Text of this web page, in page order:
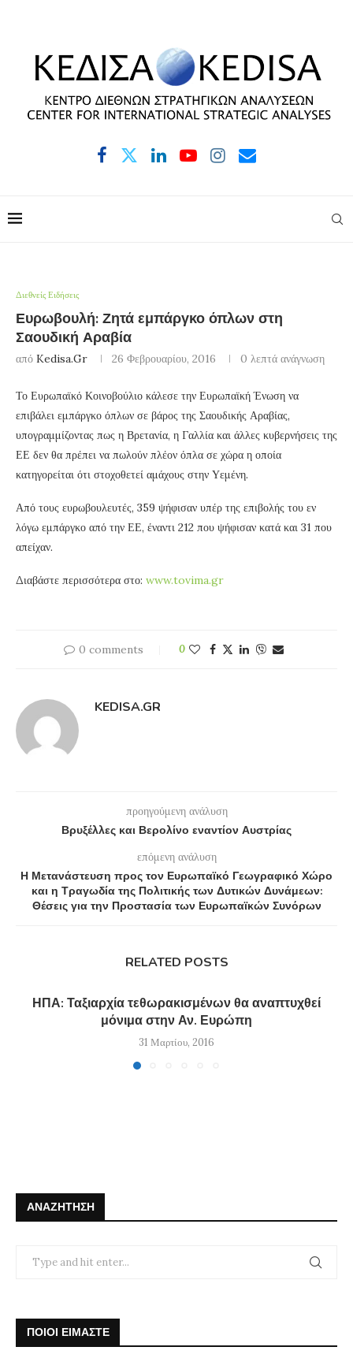
Διεθνείς Ειδήσεις
Ευρωβουλή: Ζητά εμπάργκο όπλων στη
Σαουδική Αραβία
από Kedisa.gr 26 Φεβρουαρίου, 2016 0 λεπτά ανάγνωση
Το Ευρωπαϊκό Κοινοβούλιο κάλεσε την Ευρωπαϊκή Ένωση να
επιβάλει εμπάργκο όπλων σε βάρος της Σαουδικής Αραβίας,
υπογραμμίζοντας πως η Βρετανία, η Γαλλία και άλλες κυβερνήσεις της
ΕΕ δεν θα πρέπει να πωλούν πλέον όπλα σε χώρα η οποία
κατηγορείται ότι στοχοθετεί αμάχους στην Υεμένη.
Από τους ευρωβουλευτές, 359 ψήφισαν υπέρ της επιβολής του εν
λόγω εμπάργκο από την ΕΕ, έναντι 212 που ψήφισαν κατά και 31 που
απείχαν.
Διαβάστε περισσότερα στο: www.tovima.gr
0 comments 0
KEDISA.GR
προηγούμενη ανάλυση
Βρυξέλλες και Βερολίνο εναντίον Αυστρίας
επόμενη ανάλυση
Η Μετανάστευση προς τον Ευρωπαϊκό Γεωγραφικό Χώρο
και η Τραγωδία της Πολιτικής των Δυτικών Δυνάμεων:
Θέσεις για την Προστασία των Ευρωπαϊκών Συνόρων
RELATED POSTS
ΗΠΑ: Ταξιαρχία τεθωρακισμένων θα αναπτυχθεί
μόνιμα στην Αν. Ευρώπη
31 Μαρτίου, 2016
ΑΝΑΖΉΤΗΣΗ
ΠΟΙΟΙ ΕΙΜΑΣΤΕ